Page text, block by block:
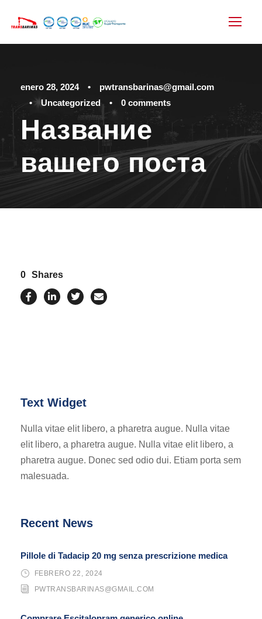
enero 28, 2024 •
pwtransbarinas@gmail.com
•
Uncategorized • 0 comments
Название
вашего поста
0 Shares
Text Widget
Nulla vitae elit libero, a pharetra augue. Nulla vitae
elit libero, a pharetra augue. Nulla vitae elit libero, a
pharetra augue. Donec sed odio dui. Etiam porta sem
malesuada.
Recent News
Pillole di Tadacip 20 mg senza prescrizione medica
FEBRERO 22, 2024
PWTRANSBARINAS@GMAIL.COM